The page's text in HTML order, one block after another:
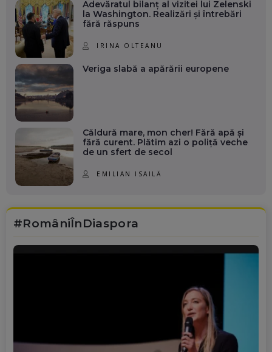
Adevăratul bilanț al vizitei lui Zelenski
la Washington. Realizări și întrebări
fără răspuns
IRINA OLTEANU
Veriga slabă a apărării europene
Căldură mare, mon cher! Fără apă și
fără curent. Plătim azi o poliță veche
de un sfert de secol
EMILIAN ISAILĂ
#RomâniÎnDiaspora